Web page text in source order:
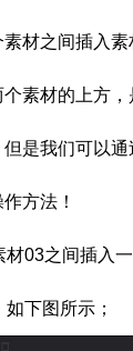
材之间插入
素材的上方
是我们可以通
方法！
03之间插入
下图所示；